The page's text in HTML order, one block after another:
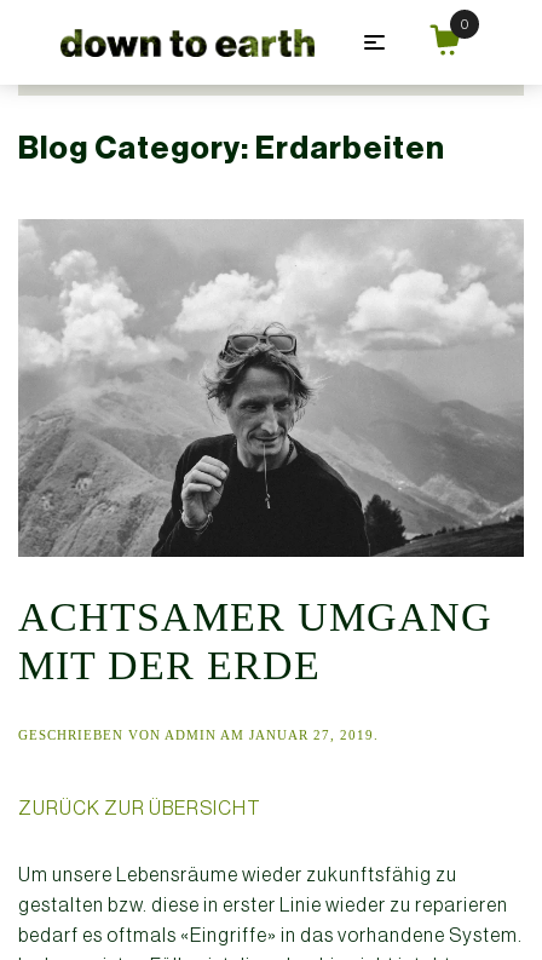
Zum Hauptinhalt springen
Blog Category: Erdarbeiten
ACHTSAMER UMGANG
MIT DER ERDE
GESCHRIEBEN VON ADMIN AM JANUAR 27, 2019
ZURÜCK ZUR ÜBERSICHT
Um unsere Lebensräume wieder zukunftsfähig zu
gestalten bzw. diese in erster Linie wieder zu reparieren
bedarf es oftmals «Eingriffe» in das vorhandene System.